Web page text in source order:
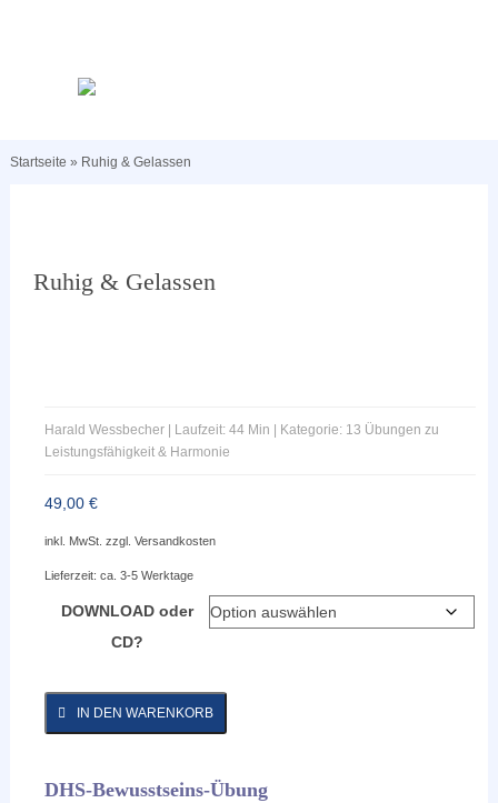
Startseite » Ruhig & Gelassen
Ruhig & Gelassen
Harald Wessbecher | Laufzeit: 44 Min | Kategorie: 13 Übungen zu
Leistungsfähigkeit & Harmonie
49,00€
inkl. MwSt. zzgl.Versandkosten
Lieferzeit:ca. 3-5 Werktage
DOWNLOAD oder
CD?
IN DEN WARENKORB
DHS-Bewusstseins-Übung